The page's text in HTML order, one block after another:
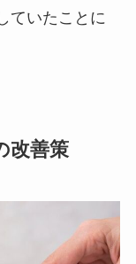
ていたことに
改善策